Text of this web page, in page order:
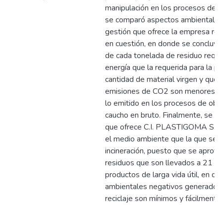
manipulación en los procesos de
se comparó aspectos
gestión que ofrece la empresa
en cuestión, en donde se
de cada tonelada de residuo
energía que la requerida para la
cantidad de material virgen y que
emisiones de CO2 son menores
lo emitido en los procesos de
caucho en bruto. Finalmente, se
que ofrece C.I. PLASTIGOMA
el medio ambiente que la que se
incineración, puesto que se
residuos que son llevados a 21
productos de larga vida útil, en
ambientales negativos
reciclaje son mínimos y